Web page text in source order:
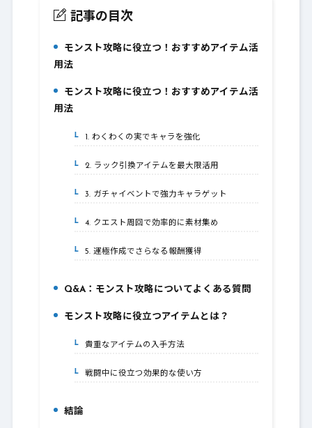
記事の目次
モンスト攻略に役立つ！おすすめアイテム活
用法
モンスト攻略に役立つ！おすすめアイテム活
用法
2-1. 1. わくわくの実でキャラを強化
2-2.2. ラック引換アイテムを最大限活用
2-3.3. ガチャイベントで強力キャラゲット
2-4.4. クエスト周回で効率的に素材集め
2-5.5. 運極作成でさらなる報酬獲得
Q&A：モンスト攻略についてよくある質問
モンスト攻略に役立つアイテムとは？
4-1.貴重なアイテムの入手方法
4-2.戦闘中に役立つ効果的な使い方
5.結論